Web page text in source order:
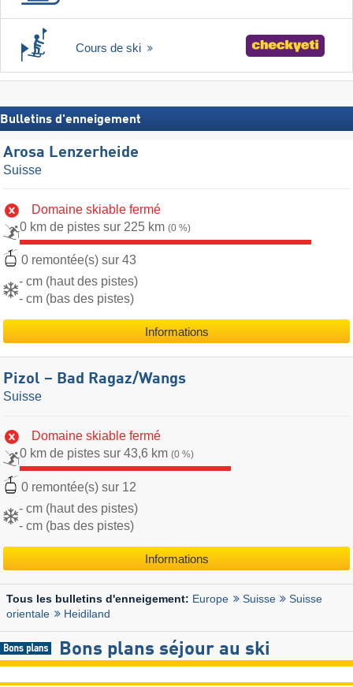
Cours de ski
Bulletins d'enneigement
Arosa Lenzerheide
Suisse
Domaine skiable fermé
0 km de pistes sur 225 km (0 %)
0 remontée(s) sur 43
- cm (haut des pistes)
- cm (bas des pistes)
Informations
Pizol – Bad Ragaz/​Wangs
Suisse
Domaine skiable fermé
0 km de pistes sur 43,6 km (0 %)
0 remontée(s) sur 12
- cm (haut des pistes)
- cm (bas des pistes)
Informations
Tous les bulletins d'enneigement: Europe Suisse
Suisse
orientale
Heidiland
Bons plans séjour au ski